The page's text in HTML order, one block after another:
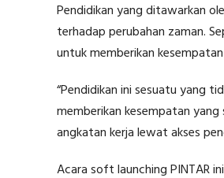
Pendidikan yang ditawarkan
terhadap perubahan zaman.
untuk memberikan
“Pendidikan ini sesuatu yang
memberikan kesempatan
angkatan kerja lewat akses
Acara soft launching PINTAR